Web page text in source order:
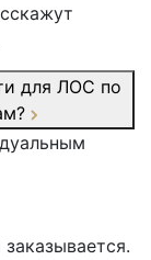
для ЛОС по